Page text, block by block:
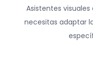
Asistentes
necesitas adaptar